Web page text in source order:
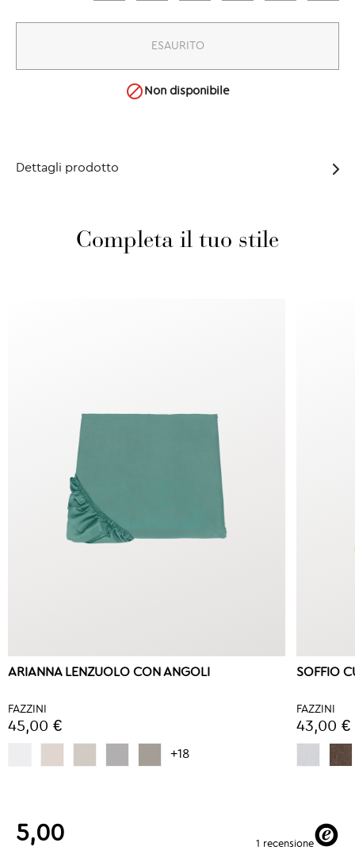
ESAURITO
 Non disponibile
Dettagli prodotto
Completa il tuo stile
ARIANNA LENZUOLO CON ANGOLI
FAZZINI
45,00 €
+18
SOFFIO
FAZZINI
43,00 €